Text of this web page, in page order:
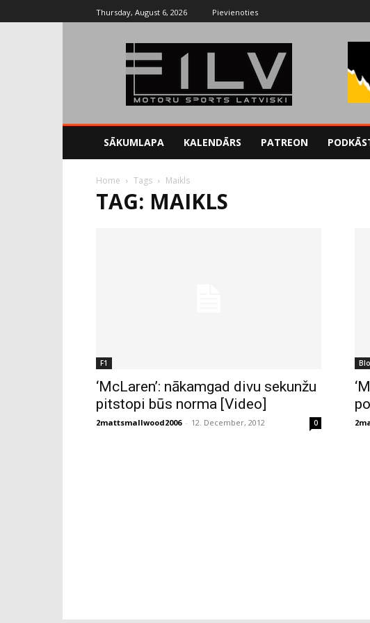
Thursday, August 6, 2026 Pievienoties
SĀKUMLAPA KALENDĀRS PATREON
Home Tags Maikls
TAG: MAIKLS
F1
‘McLaren’: nākamgad divu sekunžu
pitstopi būs norma [Video]
2mattsmallwood2006 - 12. December, 2012 0